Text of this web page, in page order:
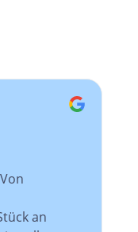
an